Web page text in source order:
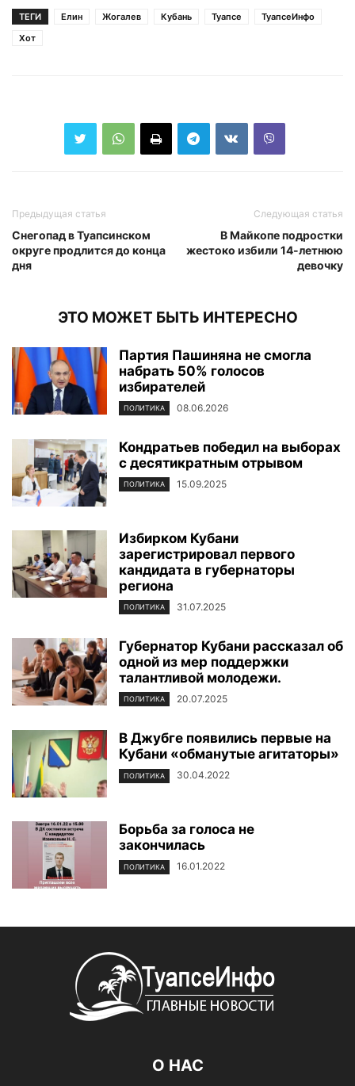
ТЕГИ Елин Жогалев Кубань Туапсе
ТуапсеИнфо
Хот
Предыдущая статья
Снегопад в Туапсинском
округе продлится до конца
дня
Следующая статья
В Майкопе подростки
жестоко избили 14-летнюю
девочку
ЭТО МОЖЕТ БЫТЬ ИНТЕРЕСНО
Партия Пашиняна не смогла
набрать 50% голосов
избирателей
ПОЛИТИКА 08.06.2026
Кондратьев победил на выборах
с десятикратным отрывом
ПОЛИТИКА 15.09.2025
Избирком Кубани
зарегистрировал первого
кандидата в губернаторы
региона
ПОЛИТИКА 31.07.2025
Губернатор Кубани рассказал об
одной из мер поддержки
талантливой молодежи.
ПОЛИТИКА 20.07.2025
В Джубге появились первые на
Кубани «обманутые агитаторы»
ПОЛИТИКА 30.04.2022
Борьба за голоса не
закончилась
ПОЛИТИКА 16.01.2022
О НАС